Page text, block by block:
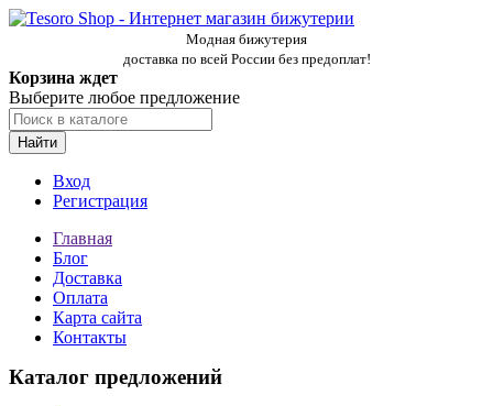
Модная бижутерия
доставка по всей России без предоплат!
Корзина ждет
Выберите любое предложение
Найти
Вход
Регистрация
Главная
Блог
Доставка
Оплата
Карта сайта
Контакты
Каталог предложений